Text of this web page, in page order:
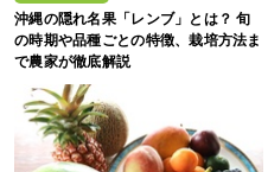
沖縄の隠れ名果「レンブ」とは？ 旬
の時期や品種ごとの特徴、栽培方法ま
で農家が徹底解説